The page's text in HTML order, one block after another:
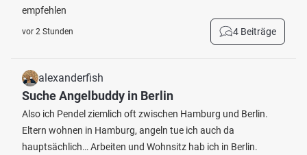
empfehlen
vor 2 Stunden 4 Beiträge
alexanderfish
Suche Angelbuddy in Berlin
Also ich Pendel ziemlich oft zwischen Hamburg und Berlin.
Eltern wohnen in Hamburg, angeln tue ich auch da
hauptsächlich… Arbeiten und Wohnsitz hab ich in Berlin.